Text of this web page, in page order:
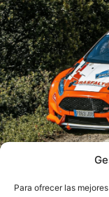
Para ofrecer las
Resumen